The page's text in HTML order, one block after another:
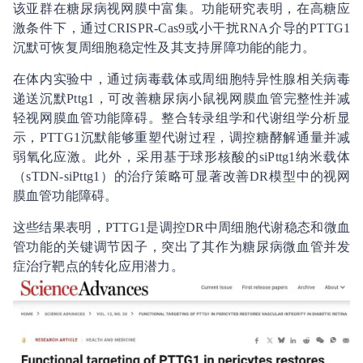
该亚群在糖尿病视网膜中富集。功能研究表明，在高糖应
激条件下，通过CRISPR-Cas9或小干扰RNA介导的PTTG1
沉默可恢复周细胞稳定性及其支持屏障功能的能力。
在体内实验中，通过病毒载体或周细胞特异性腺相关病毒
递送沉默Pttg1，可改善糖尿病小鼠视网膜血管完整性并减
轻视网膜血管功能障碍。整合转录组学和代谢组学分析显
示，PTTG1沉默能够重塑代谢过程，调控糖酵解通量并减
弱氧化应激。此外，采用基于球形核酸的siPttg1纳米载体
（sTDN-siPttg1）的治疗策略可显著改善DR模型中的视网
膜血管功能障碍。
这些结果表明，PTTG1是调控DR中周细胞代谢稳态和微血
管功能的关键调节因子，突出了其作为糖尿病微血管并发
症治疗靶点的转化应用潜力。